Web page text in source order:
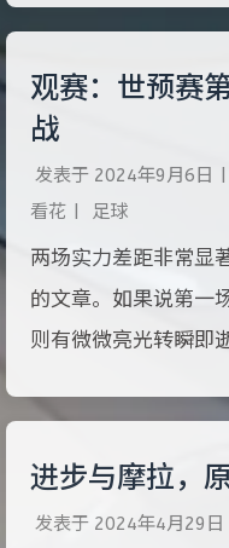
著《经济矛盾的体系
决定批判严重地阻碍
想的蒲鲁东观点，同
的贫困》第一次对历
观赛：世预赛
战
发表于 2024年9月6日
看花
足球
两场实力差距非常显
的文章。如果说第一
则有微微亮光转瞬即
在脑海中挥之不去。
塌，杀死那个中国足
进步与摩拉，
发表于 2024年4月29日